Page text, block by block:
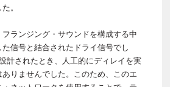
。
ランジング・サウンドを構成する中
信号と結合されたドライ信号でし
計されたとき、人工的にディレイを実
りませんでした。このため、このエ